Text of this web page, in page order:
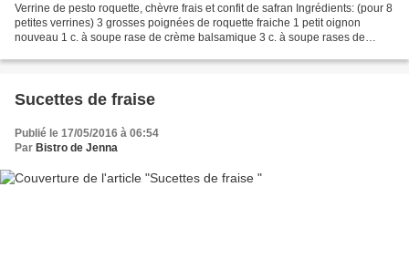
Verrine de pesto roquette, chèvre frais et confit de safran Ingrédients: (pour 8
petites verrines) 3 grosses poignées de roquette fraiche 1 petit oignon
nouveau 1 c. à soupe rase de crème balsamique 3 c. à soupe rases de
Sucettes de fraise
Publié le 17/05/2016 à 06:54
Par Bistro de Jenna